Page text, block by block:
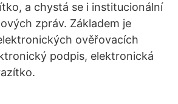
a chystá se i institucionální
zpráv. Základem je
ověřovacích
podpis, elektronická